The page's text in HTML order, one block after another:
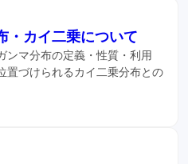
・カイ二乗について
ンマ分布の定義・性質・利用
置づけられるカイ二乗分布との